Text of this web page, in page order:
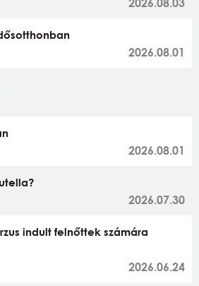
2026.08.01
2026.08.01
2026.07.30
indult felnőttek számára
2026.06.24